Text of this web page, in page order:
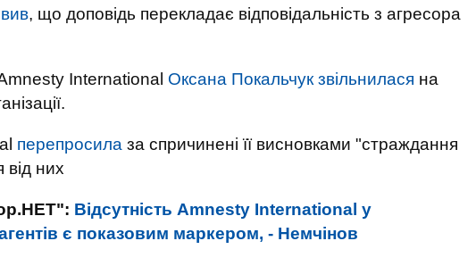
, що доповідь перекладає відповідальність з агресора
International Оксана Покальчук звільнилася на
перепросила за спричинені її висновками "страждання
від них
Відсутність Amnesty International у
є показовим маркером, - Немчінов